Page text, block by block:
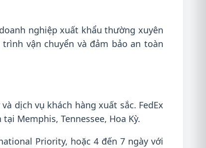
nghiệp xuất khẩu thường xuyên
vận chuyển và đảm bảo an toàn
dịch vụ khách hàng xuất sắc. FedEx
Memphis, Tennessee, Hoa Kỳ.
Priority, hoặc 4 đến 7 ngày với